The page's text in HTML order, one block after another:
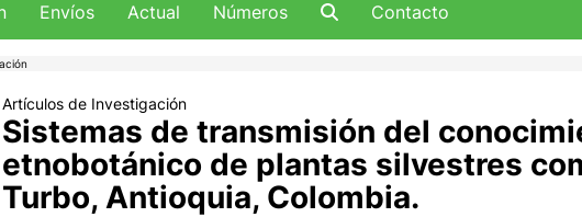
Envíos Actual Números Contacto
Artículos de Investigación
Sistemas de transmisión del
etnobotánico de plantas silvestres
Turbo, Antioquia, Colombia.